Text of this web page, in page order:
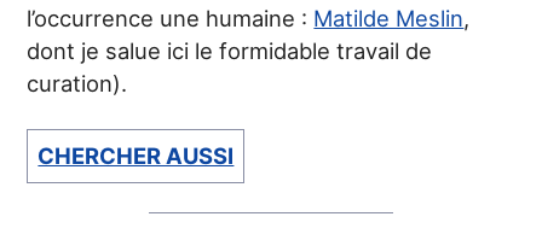
l’occurrence une humaine : Matilde Meslin,
dont je salue ici le formidable travail de
curation).
CHERCHER AUSSI